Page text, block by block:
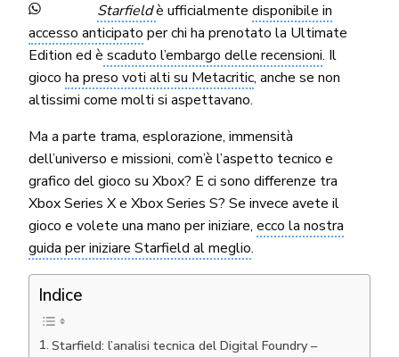
Starfieldè ufficialmente disponibile in
accesso anticipato per chi ha prenotato la Ultimate
Edition ed è scaduto l’embargo delle recensioni. Il
gioco ha preso voti alti su Metacritic, anche se non
altissimi come molti si aspettavano.
Ma a parte trama, esplorazione, immensità
dell’universo e missioni, com’è l’aspetto tecnico e
grafico del gioco su Xbox? E ci sono differenze tra
Xbox Series X e Xbox Series S? Se invece avete il
gioco e volete una mano per iniziare,ecco la nostra
guida per iniziare Starfield al meglio.
Indice
Starfield: l’analisi tecnica del Digital Foundry –